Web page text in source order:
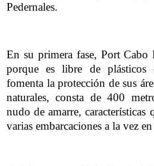
Pedernales.
En su primera fase, Port Cabo
porque es libre de
fomenta la protección de sus
naturales, consta de 400
nudo de amarre,
varias embarcaciones a la vez